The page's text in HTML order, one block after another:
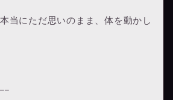
当にただ思いのまま、体を動かし